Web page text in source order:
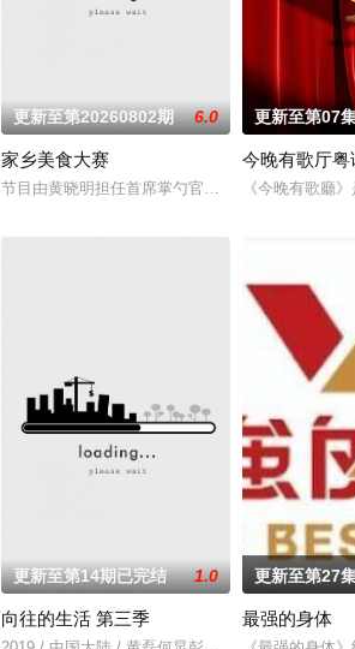
更新至第20260802期 6.0
家乡美食大赛
节目由黄晓明担任首席掌勺官，李维嘉与沈梦辰担
更新至第07
今晚有歌厅粤
《今晚有歌廳
更新至第14期已完结 1.0
向往的生活 第三季
更新至第27
最强的身体